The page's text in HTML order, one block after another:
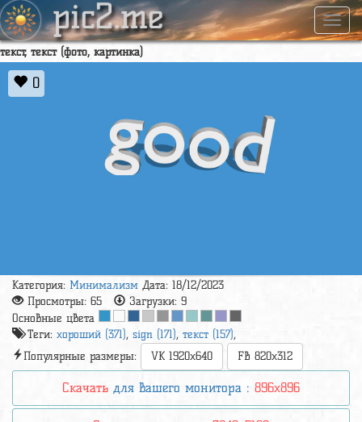
pic2.me
текст, текст (фото, картинка)
0
Категория: Минимализм Дата: 18/12/2023
Просмотры: 65 Загрузки: 9
Основные цвета
Теги: хороший (371), sign (171), текст (157),
Популярные размеры:
VK 1920x640 FB 820x312
Скачать для вашего монитора : 896x896